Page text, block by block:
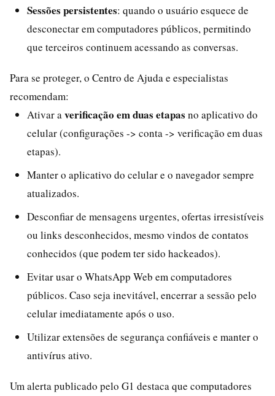
Sessões persistentes: quando o usuário esquece de
desconectar em computadores públicos, permitindo
que terceiros continuem acessando as conversas.
Para se proteger, o Centro de Ajuda e especialistas
recomendam:
Ativar a verificação em duas etapas no aplicativo do
celular (configurações -> conta -> verificação em duas
etapas).
Manter o aplicativo do celular e o navegador sempre
atualizados.
Desconfiar de mensagens urgentes, ofertas irresistíveis
ou links desconhecidos, mesmo vindos de contatos
conhecidos (que podem ter sido hackeados).
Evitar usar o WhatsApp Web em computadores
públicos. Caso seja inevitável, encerrar a sessão pelo
celular imediatamente após o uso.
Utilizar extensões de segurança confiáveis e manter o
antivírus ativo.
Um alerta publicado pelo G1 destaca que computadores